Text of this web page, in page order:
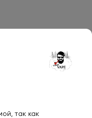
так как